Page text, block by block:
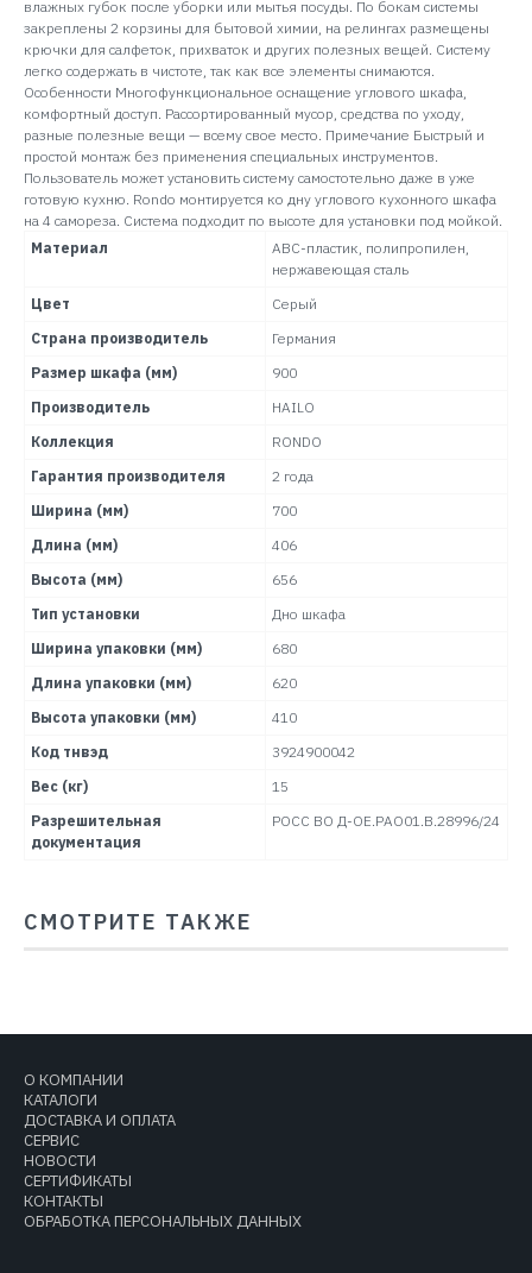
влажных губок после уборки или мытья посуды. По бокам системы
закреплены 2 корзины для бытовой химии, на релингах размещены
крючки для салфеток, прихваток и других полезных вещей. Систему
легко содержать в чистоте, так как все элементы снимаются.
Особенности Многофункциональное оснащение углового шкафа,
комфортный доступ. Рассортированный мусор, средства по уходу,
разные полезные вещи — всему свое место. Примечание Быстрый и
простой монтаж без применения специальных инструментов.
Пользователь может установить систему самостотельно даже в уже
готовую кухню. Rondo монтируется ко дну углового кухонного шкафа
на 4 самореза. Система подходит по высоте для установки под мойкой.
Материал
АВС-пластик, полипропилен,
нержавеющая сталь
Цвет
Серый
Страна производитель
Германия
Размер шкафа (мм)
900
Производитель
HAILO
Коллекция
RONDO
Гарантия производителя
2 года
Ширина (мм)
700
Длина (мм)
406
Высота (мм)
656
Тип установки
Дно шкафа
Ширина упаковки (мм)
680
Длина упаковки (мм)
620
Высота упаковки (мм)
410
Код тнвэд
3924900042
Вес (кг)
15
Разрешительная
документация
РОСС ВО Д-ОЕ.РАО01.В.28996/24
СМОТРИТЕ ТАКЖЕ
О КОМПАНИИ
КАТАЛОГИ
ДОСТАВКА И ОПЛАТА
СЕРВИС
НОВОСТИ
СЕРТИФИКАТЫ
КОНТАКТЫ
ОБРАБОТКА ПЕРСОНАЛЬНЫХ ДАННЫХ